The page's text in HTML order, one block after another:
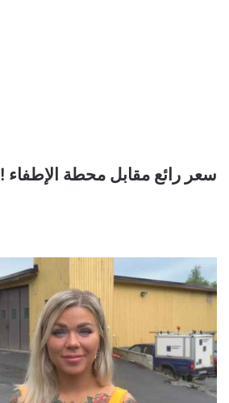
سعر رائع مقابل محطة الإطفاء !